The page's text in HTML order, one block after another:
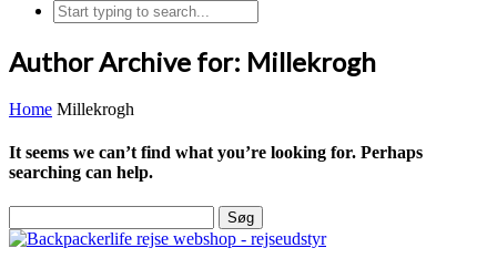
Author Archive for: Millekrogh
Home Millekrogh
It seems we can’t find what you’re looking for. Perhaps
searching can help.